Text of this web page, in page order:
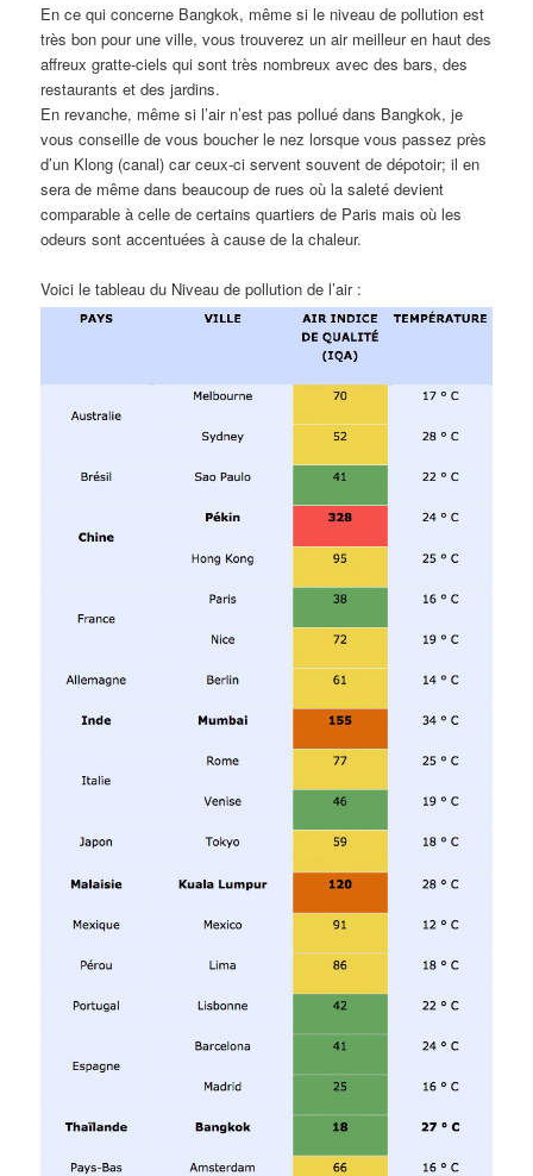
En ce qui concerne Bangkok, même si le niveau de pollution est
très bon pour une ville, vous trouverez un air meilleur en haut des
affreux gratte-ciels qui sont très nombreux avec des bars, des
restaurants et des jardins.
En revanche, même si l’air n’est pas pollué dans Bangkok, je
vous conseille de vous boucher le nez lorsque vous passez près
d’un Klong (canal) car ceux-ci servent souvent de dépotoir; il en
sera de même dans beaucoup de rues où la saleté devient
comparable à celle de certains quartiers de Paris mais où les
odeurs sont accentuées à cause de la chaleur.
Voici le tableau du Niveau de pollution de l’air :